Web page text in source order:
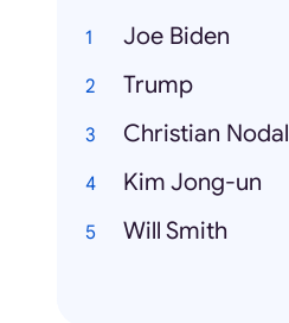
Joe Biden
Trump
Christian Nodal
Kim Jong-un
Will Smith